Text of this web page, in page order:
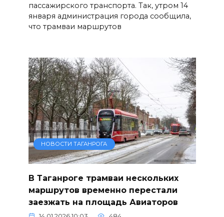
пассажирского транспорта. Так, утром 14
января администрация города сообщила,
что трамваи маршрутов
НОВОСТИ ТАГАНРОГА
В Таганроге трамваи нескольких
маршрутов временно перестали
заезжать на площадь Авиаторов